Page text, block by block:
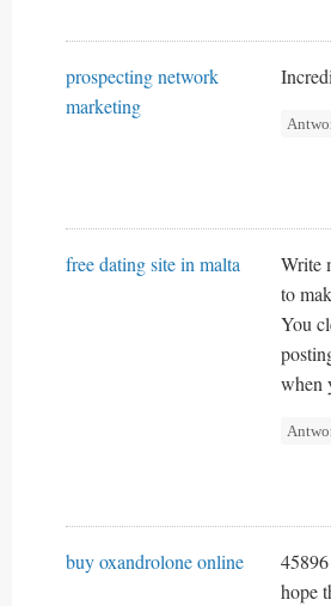
prospecting network
marketing
free dating site in malta
Write
to
You
when
buy oxandrolone online
hope